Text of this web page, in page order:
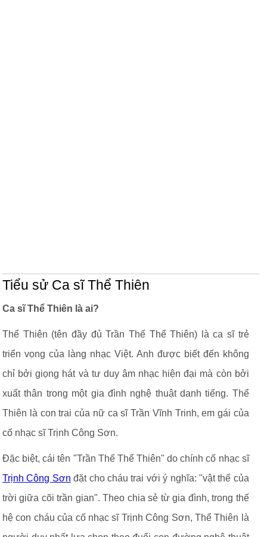
Tiểu sử Ca sĩ Thể Thiên
Ca sĩ Thể Thiên là ai?
Thể Thiên (tên đầy đủ Trần Thế Thể Thiên) là ca sĩ trẻ
triển vọng của làng nhạc Việt. Anh được biết đến không
chỉ bởi giọng hát và tư duy âm nhạc hiện đại mà còn bởi
xuất thân trong một gia đình nghệ thuật danh tiếng. Thể
Thiên là con trai của nữ ca sĩ Trần Vĩnh Trinh, em gái của
cố nhạc sĩ Trịnh Công Sơn.
Đặc biệt, cái tên "Trần Thế Thể Thiên" do chính cố nhạc sĩ
Trịnh Công Sơn đặt cho cháu trai với ý nghĩa: "vật thể của
trời giữa cõi trần gian". Theo chia sẻ từ gia đình, trong thế
hệ con cháu của cố nhạc sĩ Trịnh Công Sơn, Thể Thiên là